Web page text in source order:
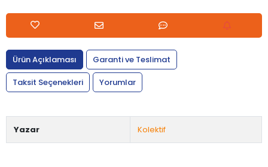
Ürün Açıklaması
Garanti ve Teslimat
Taksit Seçenekleri
Yorumlar
Yazar Kolektif